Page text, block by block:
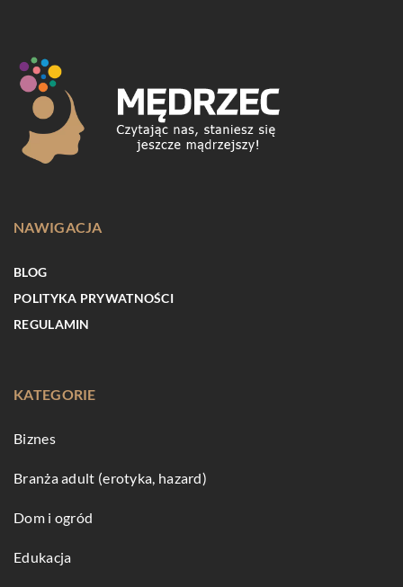
NAWIGACJA
BLOG
POLITYKA PRYWATNOŚCI
REGULAMIN
KATEGORIE
Biznes
Branża adult (erotyka, hazard)
Dom i ogród
Edukacja